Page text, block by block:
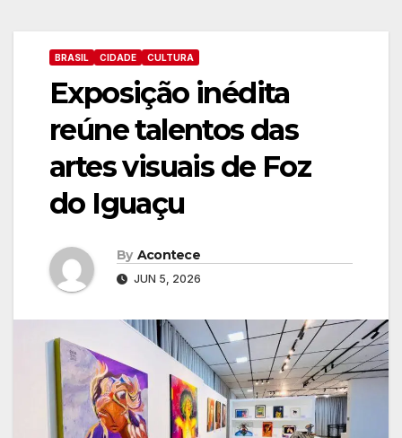
BRASIL CIDADE CULTURA
Exposição inédita
reúne talentos das
artes visuais de Foz
do Iguaçu
By Acontece
JUN 5, 2026